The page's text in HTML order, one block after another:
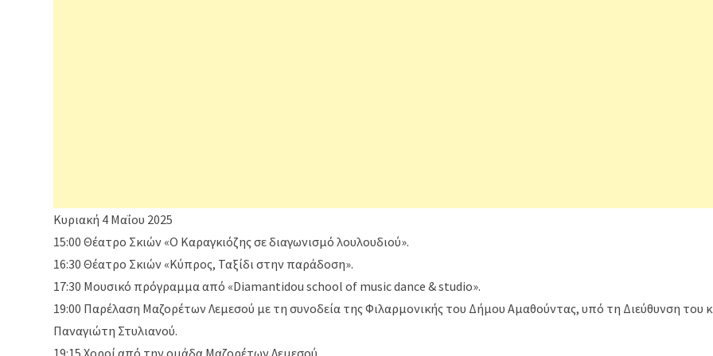
Κυριακή 4 Μαΐου 2025
15:00 Θέατρο Σκιών «Ο Καραγκιόζης σε διαγωνισμό λουλουδιού».
16:30 Θέατρο Σκιών «Κύπρος, Ταξίδι στην παράδοση».
17:30 Μουσικό πρόγραμμα από «Diamantidou school of music dance & studio».
19:00 Παρέλαση Μαζορέτων Λεμεσού με τη συνοδεία της Φιλαρμονικής του Δήμου Αμαθούντας, υπό τη Διεύθυνση του
Παναγιώτη Στυλιανού.
19:15 Χοροί από την ομάδα Μαζορέτων Λεμεσού.